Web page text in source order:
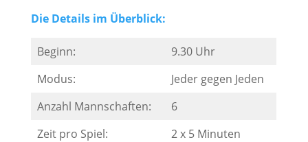
Die Details im Überblick:
Beginn:
9.30 Uhr
Modus:
Jeder gegen Jeden
Anzahl Mannschaften:
6
Zeit pro Spiel:
2 x 5 Minuten